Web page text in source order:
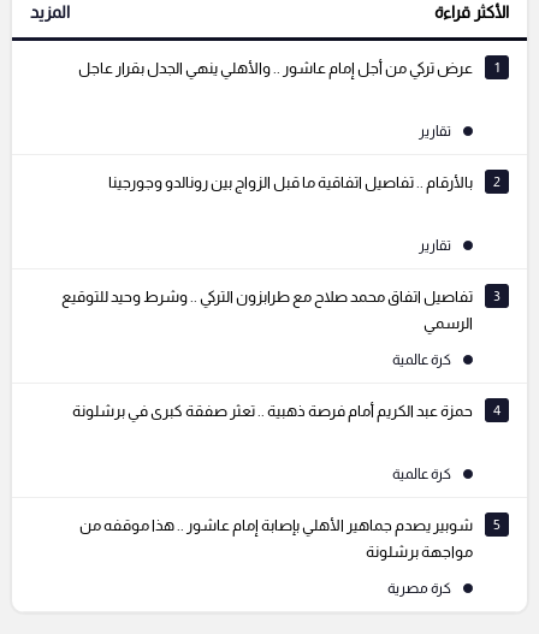
التعليقات السابقة
الأكثر قراءة المزيد
1 عرض تركي من أجل إمام عاشور .. والأهلي ينهي الجدل بقرار عاجل
تقارير
2 بالأرقام .. تفاصيل اتفاقية ما قبل الزواج بين رونالدو وجورجينا
تقارير
3
تفاصيل اتفاق محمد صلاح مع طرابزون التركي .. وشرط وحيد للتوقيع
الرسمي
كرة عالمية
4 حمزة عبد الكريم أمام فرصة ذهبية .. تعثر صفقة كبرى في برشلونة
كرة عالمية
5
شوبير يصدم جماهير الأهلي بإصابة إمام عاشور .. هذا موقفه من
مواجهة برشلونة
كرة مصرية